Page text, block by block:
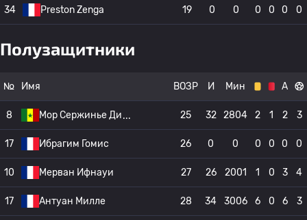
34 Preston Zenga 19 0 0 0 0 0 0
Полузащитники
№ Имя ВОЗР И Мин А
8 Мор Сержинье Ди 25 32 2804 2 1 2 3
17 Ибрагим Гомис 26 0 0 0 0 0 0
10 Мерван Ифнауи 27 26 2001 1 0 3 4
17 Антуан Милле 28 34 3006 6 0 6 3